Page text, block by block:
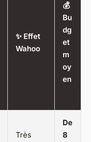
✨ Effet
Wahoo
💰
Bu
dg
et
m
oy
en
Très
De
8